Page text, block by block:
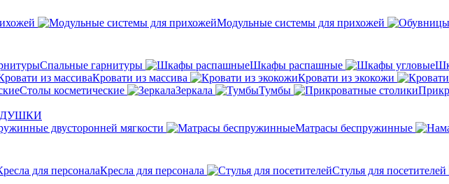
Модульные системы для прихожей
Спальные гарнитуры Шкафы распашные
Кровати из массива Кровати из экокожи
Столы косметические Зеркала Тумбы
двусторонней мягкости
Матрасы беспружинные
Кресла для персонала Стулья для посетителей